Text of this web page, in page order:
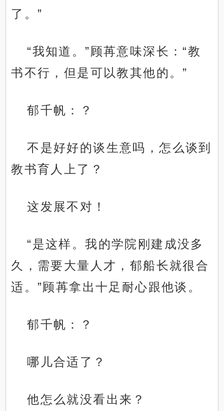
了。”
“我知道。”顾苒意味深长：“教
书不行，但是可以教其他的。”
郁千帆：？
不是好好的谈生意吗，怎么谈到
教书育人上了？
这发展不对！
“是这样。我的学院刚建成没多
久，需要大量人才，郁船长就很合
适。”顾苒拿出十足耐心跟他谈。
郁千帆：？
哪儿合适了？
他怎么就没看出来？